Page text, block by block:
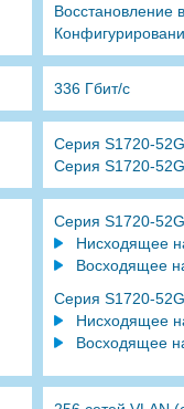
Восстановление
336 Гбит/с
Серия S1720-
Серия S1720-
Серия S1720-
Нисходящее
Восходящее
Серия S1720-
Нисходящее
Восходящее